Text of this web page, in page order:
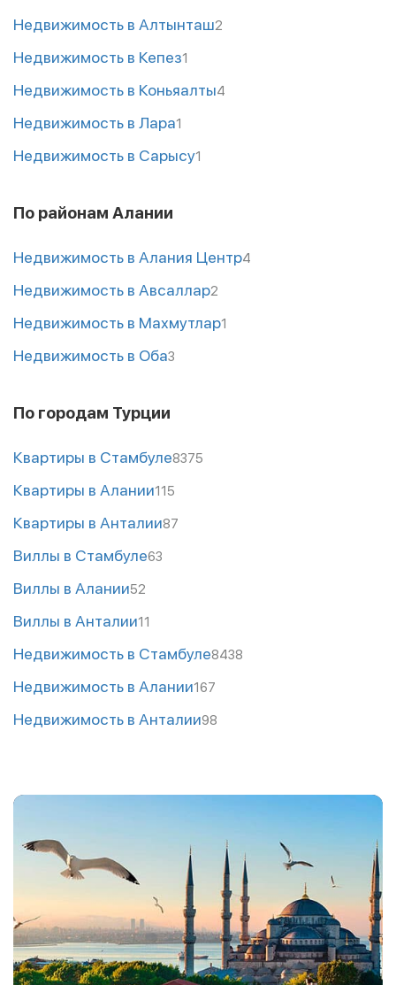
Недвижимость в Алтынташ2
Недвижимость в Кепез1
Недвижимость в Коньяалты4
Недвижимость в Лара1
Недвижимость в Сарысу1
По районам Алании
Недвижимость в Алания Центр4
Недвижимость в Авсаллар2
Недвижимость в Махмутлар1
Недвижимость в Оба3
По городам Турции
Квартиры в Стамбуле8375
Квартиры в Алании115
Квартиры в Анталии87
Виллы в Стамбуле63
Виллы в Алании52
Виллы в Анталии11
Недвижимость в Стамбуле8438
Недвижимость в Алании167
Недвижимость в Анталии98